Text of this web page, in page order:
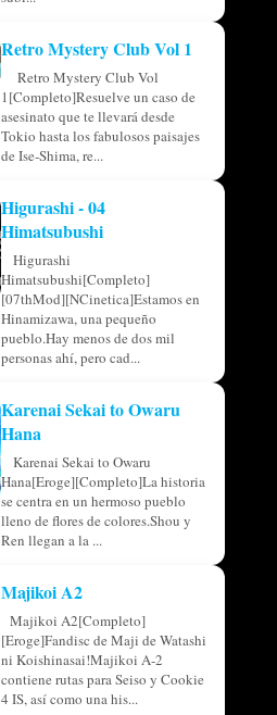
Retro Mystery Club Vol 1
Retro Mystery Club Vol
1[Completo]Resuelve un caso de
asesinato que te llevará desde
Tokio hasta los fabulosos paisajes
de Ise-Shima, re...
Higurashi - 04
Himatsubushi
Higurashi
Himatsubushi[Completo]
[07thMod][NCinetica]Estamos en
Hinamizawa, una pequeño
pueblo.Hay menos de dos mil
personas ahí, pero cad...
Karenai Sekai to Owaru
Hana
Karenai Sekai to Owaru
Hana[Eroge][Completo]La historia
se centra en un hermoso pueblo
lleno de flores de colores.Shou y
Ren llegan a la ...
Majikoi A2
Majikoi A2[Completo]
[Eroge]Fandisc de Maji de Watashi
ni Koishinasai!Majikoi A-2
contiene rutas para Seiso y Cookie
4 IS, así como una his...